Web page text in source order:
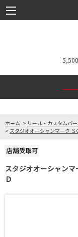
ホーム > リール・カスタムパ
> スタジオオーシャンマーク
スタジオオーシャン
Ｄ